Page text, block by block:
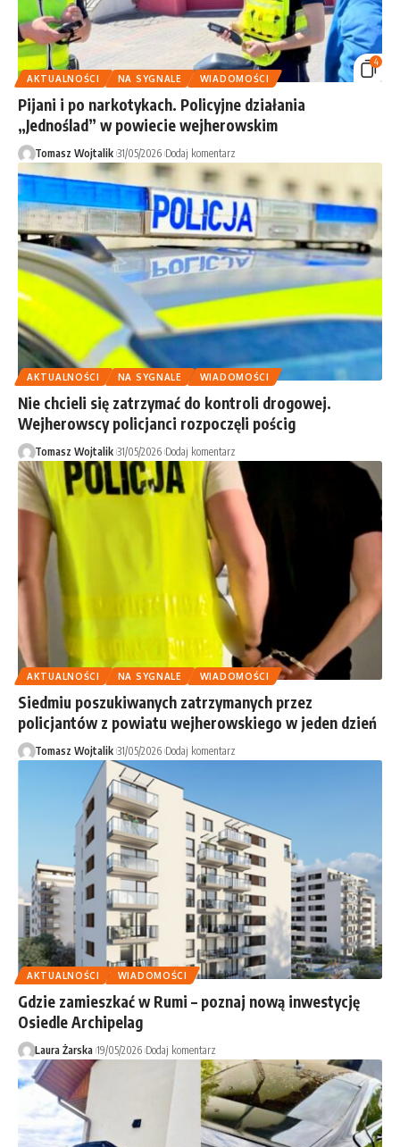
4
AKTUALNOŚCI
NA SYGNALE WIADOMOŚCI
Pijani i po narkotykach. Policyjne działania
„Jednoślad” w powiecie wejherowskim
Tomasz Wojtalik 31/05/2026 Dodaj komentarz
AKTUALNOŚCI NA SYGNALE WIADOMOŚCI
Nie chcieli się zatrzymać do kontroli drogowej.
Wejherowscy policjanci rozpoczęli pościg
Tomasz Wojtalik 31/05/2026 Dodaj komentarz
AKTUALNOŚCI NA SYGNALE WIADOMOŚCI
Siedmiu poszukiwanych zatrzymanych przez
policjantów z powiatu wejherowskiego w jeden dzień
Tomasz Wojtalik 31/05/2026 Dodaj komentarz
AKTUALNOŚCI WIADOMOŚCI
Gdzie zamieszkać w Rumi – poznaj nową inwestycję
Osiedle Archipelag
Laura Żarska 19/05/2026 Dodaj komentarz